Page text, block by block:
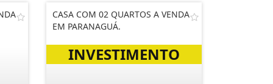
CASA COM 02 QUARTOS A VENDA
EM PARANAGUÁ.